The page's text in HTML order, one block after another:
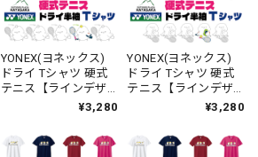
YONEX(ヨネックス)
ドライ Tシャツ 硬式
テニス【ラインデザ
イン】【シマエナ
【16500】【LINE-
28】【送料無料】
¥3,280
YONEX(ヨネックス)
ドライ Tシャツ 硬式
テニス【ラインデザ
イン】【シマエナ
【16500】【LINE-
29】【送料無料】
¥3,280